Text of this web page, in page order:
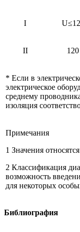
I
II 120
* Если в
электрическое
среднему
изоляция
Примечания
1 Значения
2 Классификация
возможность
для некоторых
Библиография